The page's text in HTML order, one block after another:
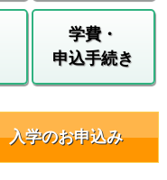
学費・
申込手続き
入学のお申込み